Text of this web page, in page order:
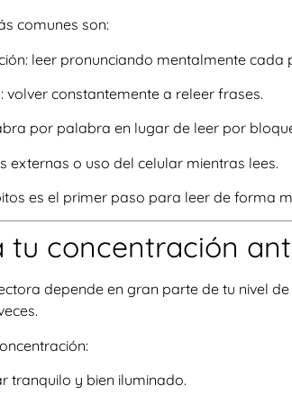
comunes son:
: leer pronunciando mentalmente cada
: volver constantemente a releer frases.
por palabra en lugar de leer por
externas o uso del celular mientras lees.
es el primer paso para leer de forma
tu concentración
depende en gran parte de tu nivel
tranquilo y bien iluminado.